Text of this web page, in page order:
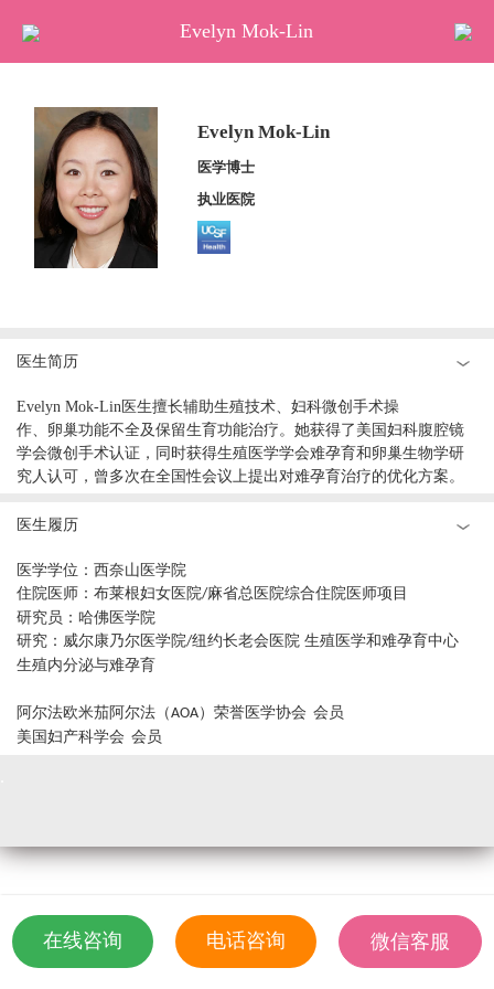
马来试管
泰国试管
美国试管
哈萨克试管
日本试管
医生访谈
优孕活动
优孕百科
关于我们
Evelyn Mok-Lin
Evelyn Mok-Lin
医学博士
执业医院
医生简历
Evelyn Mok-Lin医生擅长辅助生殖技术、妇科微创手术操
作、卵巢功能不全及保留生育功能治疗。她获得了美国妇科腹腔镜
学会微创手术认证，同时获得生殖医学学会难孕育和卵巢生物学研
究人认可，曾多次在全国性会议上提出对难孕育治疗的优化方案。
医生履历
医学学位：西奈山医学院
住院医师：布莱根妇女医院/麻省总医院综合住院医师项目
研究员：哈佛医学院
研究：威尔康乃尔医学院/纽约长老会医院 生殖医学和难孕育中心
生殖内分泌与难孕育
阿尔法欧米茄阿尔法（AOA）荣誉医学协会 会员
美国妇产科学会 会员
在线咨询 电话咨询
微信客服